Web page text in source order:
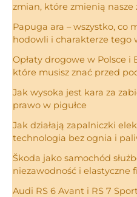
zmian, które zmienią
Papuga ara – wszystko, co
hodowli i charakterze tego
Opłaty drogowe w Polsce i
które musisz znać przed
Jak wysoka jest kara za
prawo w pigułce
Jak działają zapalniczki
technologia bez ognia i
Škoda jako samochód
niezawodność i elastyczne
Audi RS 6 Avant i RS 7